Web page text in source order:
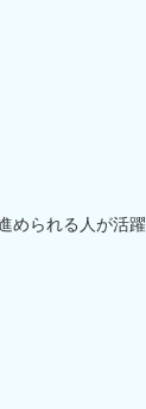
められる人が活躍